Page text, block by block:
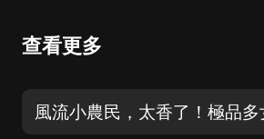
查看更多